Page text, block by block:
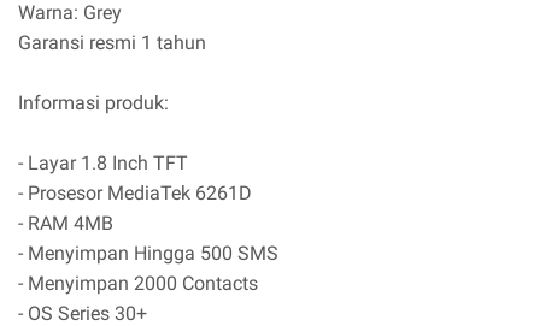
Warna: Grey
Garansi resmi 1 tahun
Informasi produk:
- Layar 1.8 Inch TFT
- Prosesor MediaTek 6261D
- RAM 4MB
- Menyimpan Hingga 500 SMS
- Menyimpan 2000 Contacts
- OS Series 30+